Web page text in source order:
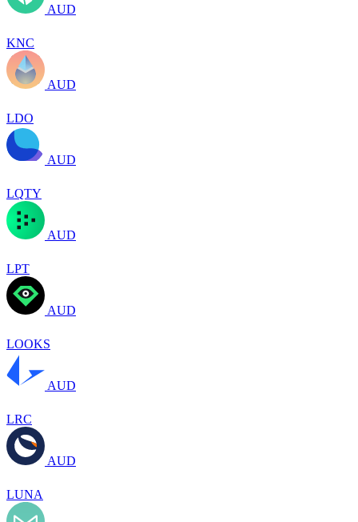
AUD
KNC
AUD
LDO
AUD
LQTY
AUD
LPT
AUD
LOOKS
AUD
LRC
AUD
LUNA